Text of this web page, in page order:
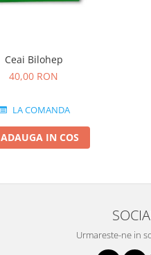
Ceai Bilohep
40,00 RON
LA COMANDA
ADAUGA IN COS
Urmareste-ne in